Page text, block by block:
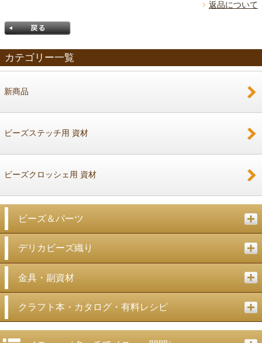
返品について
カテゴリー一覧
新商品
ビーズステッチ用 資材
ビーズクロッシェ用 資材
ビーズ＆パーツ
デリカビーズ織り
金具・副資材
クラフト本・カタログ・有料レシピ